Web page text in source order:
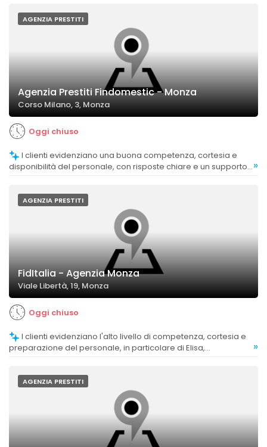
AGENZIA PRESTITI
Agenzia Prestiti Findomestic - Monza
Corso Milano, 3, Monza
Oggi chiuso
disponibilità del personale, con risposte chiare e un supporto
»
AGENZIA PRESTITI
FidItalia - Agenzia Monza
Viale Libertà, 19, Monza
Oggi chiuso
preparazione del personale, in particolare di Elisa,
»
AGENZIA PRESTITI